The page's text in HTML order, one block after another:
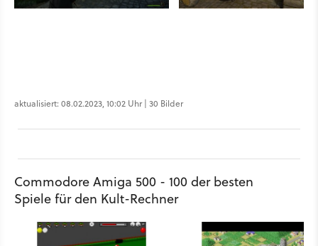
aktualisiert: 08.02.2023, 10:02 Uhr | 30 Bilder
Commodore Amiga 500 - 100 der besten
Spiele für den Kult-Rechner